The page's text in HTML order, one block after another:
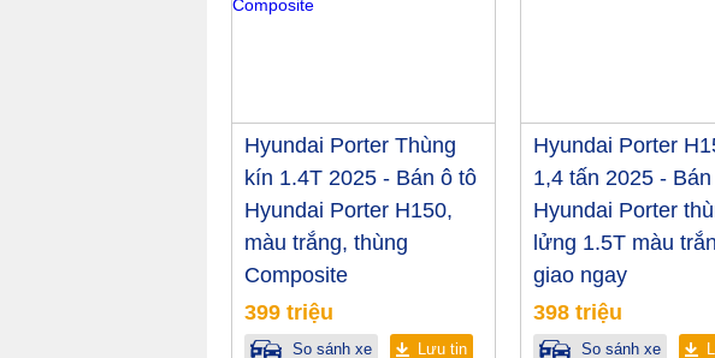
Hyundai Porter Thùng
kín 1.4T 2025 - Bán ô tô
Hyundai Porter H150,
màu trắng, thùng
Composite
399 triệu
So sánh xe Lưu tin
Hyundai Porter
1,4 tấn 2025 - Bán
Hyundai Porter
lửng 1.5T màu
giao ngay
398 triệu
So sánh xe